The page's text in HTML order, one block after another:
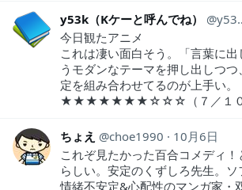
y53k（Kケーと呼んでね） y53k_tw
今日観たアニメ
これは凄い面白そう。「言葉に
うモダンなテーマを押し出しつ
定を組み合わせてるのが上手い。
★★★★★★★☆☆☆（７／１０
ちょえ choe1990
10月6日
これぞ見たかった百合コメディ
らしい。安定のくずしろ先生。
情緒不安定&心配性のマンガ家・